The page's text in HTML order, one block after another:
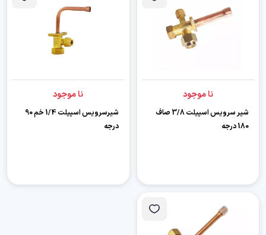
نا موجود
شیر سرویس اسپیلت 3/8 صاف
180 درجه
نا موجود
شیرسرویس اسپیلت 1/4 خم 90
درجه